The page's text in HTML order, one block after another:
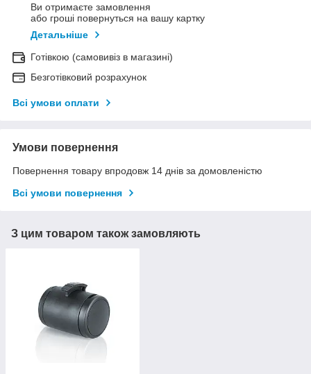
Ви отримаєте замовлення
або гроші повернуться на вашу картку
Детальніше
Готівкою (самовивіз в магазині)
Безготівковий розрахунок
Всі умови оплати
Умови повернення
Повернення товару впродовж 14 днів за домовленістю
Всі умови повернення
З цим товаром також замовляють